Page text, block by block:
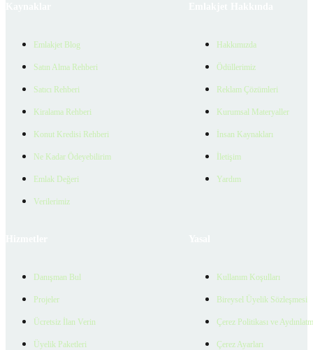
Emlakjet Blog
Satın Alma Rehberi
Satıcı Rehberi
Kiralama Rehberi
Konut Kredisi Rehberi
Ne Kadar Ödeyebilirim
Emlak Değeri
Verilerimiz
Hakkımızda
Ödüllerimiz
Reklam Çözümleri
Kurumsal Materyaller
İnsan Kaynakları
İletişim
Yardım
Danışman Bul
Projeler
Ücretsiz İlan Verin
Üyelik Paketleri
Kullanım Koşulları
Bireysel Üyelik Sözleşmesi
Çerez Politikası ve
Çerez Ayarları